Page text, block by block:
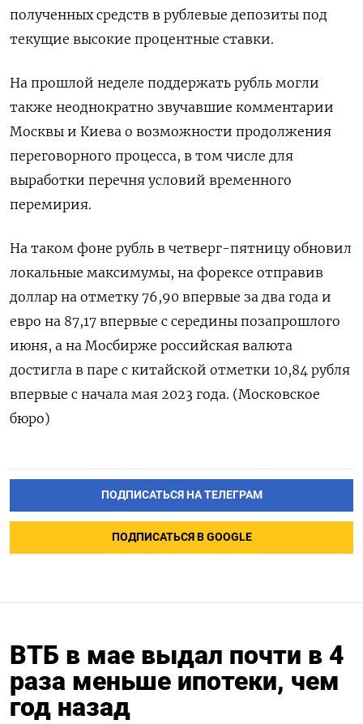
полученных средств в рублевые депозиты под
текущие высокие процентные ставки.
На прошлой неделе поддержать рубль могли
также неоднократно звучавшие комментарии
Москвы и Киева о возможности продолжения
переговорного процесса, в том числе для
выработки перечня условий временного
перемирия.
На таком фоне рубль в четверг-пятницу обновил
локальные максимумы, на форексе отправив
доллар на отметку 76,90 впервые за два года и
евро на 87,17 впервые с середины позапрошлого
июня, а на Мосбирже российская валюта
достигла в паре с китайской отметки 10,84 рубля
впервые с начала мая 2023 года. (Московское
бюро)
ПОДПИСАТЬСЯ НА ТЕЛЕГРАМ
ПОДПИСАТЬСЯ В GOOGLE
ВТБ в мае выдал почти в 4
раза меньше ипотеки, чем
год назад